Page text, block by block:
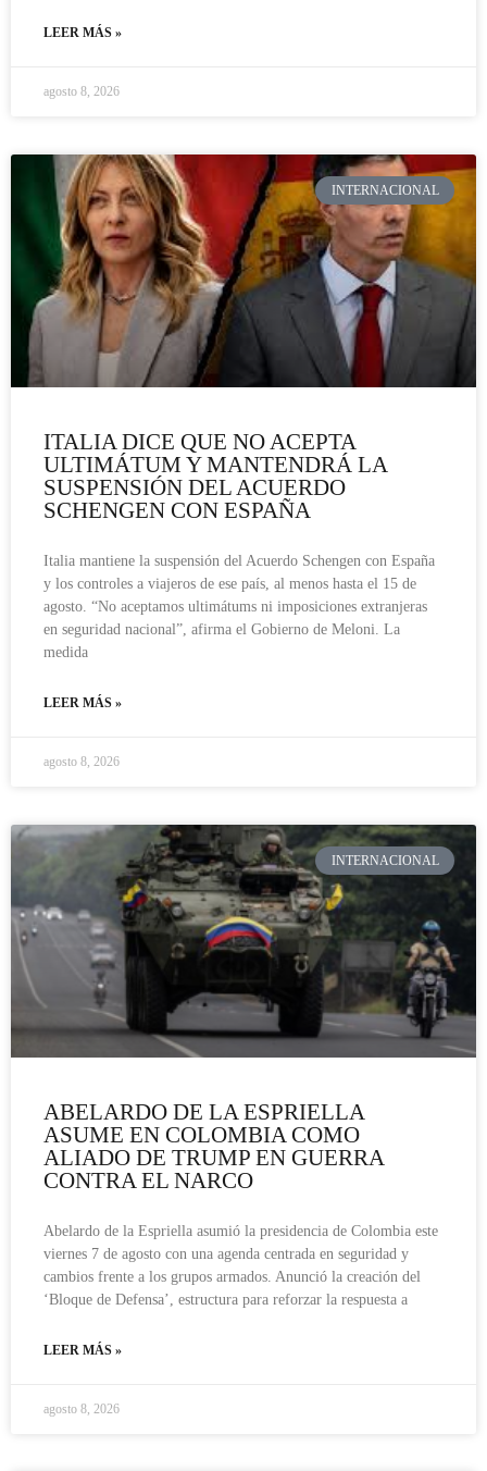
LEER MÁS »
agosto 8, 2026
INTERNACIONAL
ITALIA DICE QUE NO ACEPTA
ULTIMÁTUM Y MANTENDRÁ LA
SUSPENSIÓN DEL ACUERDO
SCHENGEN CON ESPAÑA
Italia mantiene la suspensión del Acuerdo Schengen con España
y los controles a viajeros de ese país, al menos hasta el 15 de
agosto. “No aceptamos ultimátums ni imposiciones extranjeras
en seguridad nacional”, afirma el Gobierno de Meloni. La
medida
LEER MÁS »
agosto 8, 2026
INTERNACIONAL
ABELARDO DE LA ESPRIELLA
ASUME EN COLOMBIA COMO
ALIADO DE TRUMP EN GUERRA
CONTRA EL NARCO
Abelardo de la Espriella asumió la presidencia de Colombia este
viernes 7 de agosto con una agenda centrada en seguridad y
cambios frente a los grupos armados. Anunció la creación del
‘Bloque de Defensa’, estructura para reforzar la respuesta a
LEER MÁS »
agosto 8, 2026